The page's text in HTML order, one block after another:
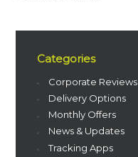
Categories
Corporate Reviews
Delivery Options
Monthly Offers
News & Updates
Tracking Apps